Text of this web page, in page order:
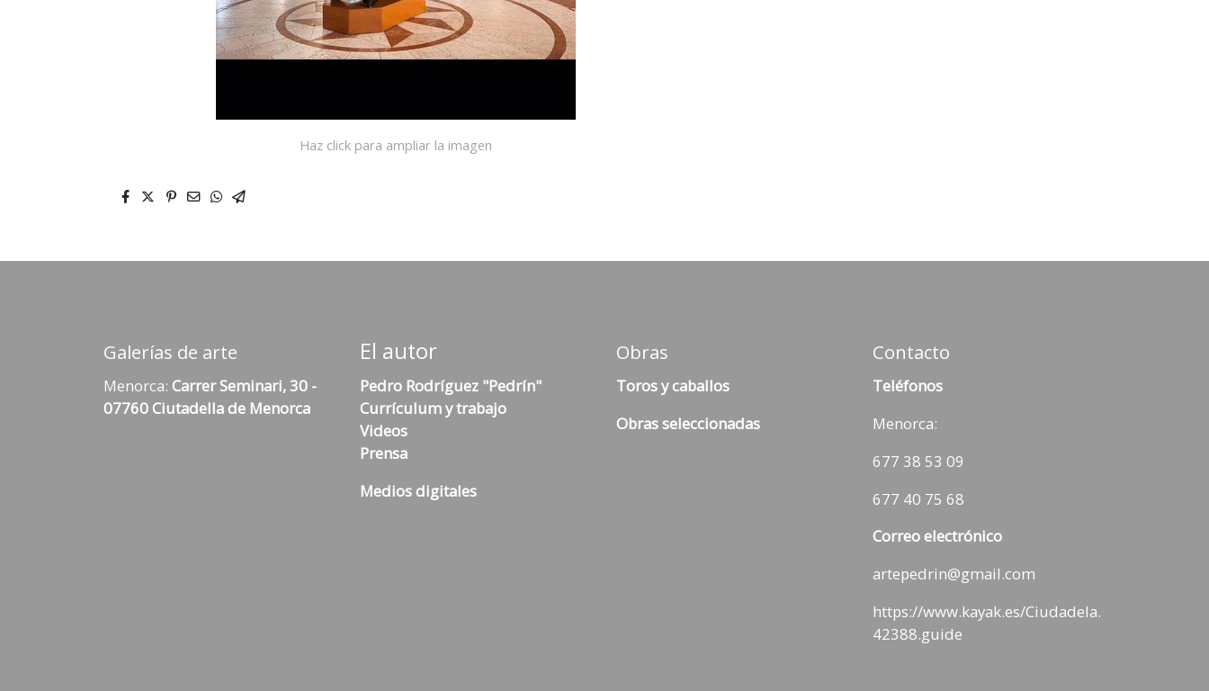
Haz click para ampliar la imagen
Galerías de arte
Menorca: Carrer Seminari, 30 -
07760 Ciutadella de Menorca
El autor
Pedro Rodríguez "Pedrín"
Currículum y trabajo
Videos
Prensa
Medios digitales
Obras
Toros y caballos
Obras seleccionadas
Contacto
Teléfonos
Menorca:
677 38 53 09
677 40 75 68
Correo electrónico
artepedrin@gmail.com
https://www.kayak.es/Ciudadela.
42388.guide